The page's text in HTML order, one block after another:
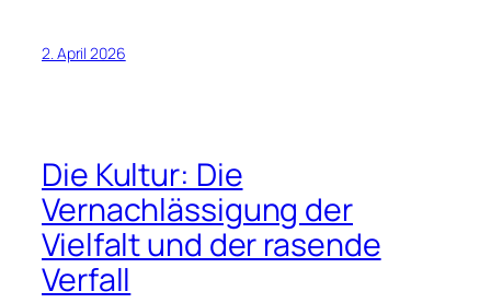
2. April 2026
Die Kultur: Die
Vernachlässigung der
Vielfalt und der rasende
Verfall